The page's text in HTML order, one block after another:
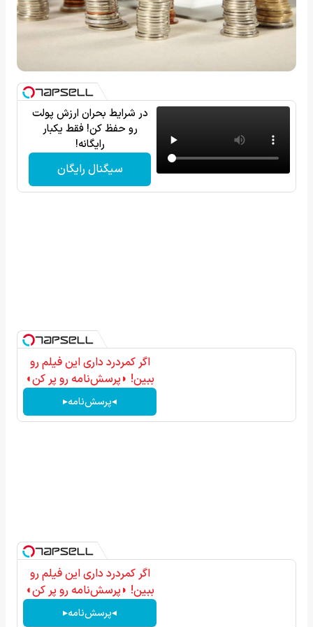
در شرایط بحران ارزش پولت
رو حفظ کن! فقط یکبار
رایگانه!
سیگنال رایگان
اگر کمردرد داری این فیلم رو
ببین! ◗پرسش‌نامه رو پر کن◖
◂پرسش‌نامه▸
اگر کمردرد داری این فیلم رو
ببین! ◗پرسش‌نامه رو پر کن◖
◂پرسش‌نامه▸